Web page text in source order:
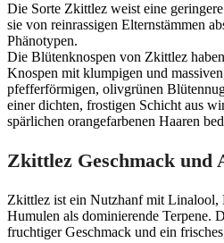
Die Sorte Zkittlez weist eine
sie von reinrassigen Elternstämmen
Phänotypen.
Die Blütenknospen von Zkittlez
Knospen mit klumpigen und
pfefferförmigen, olivgrünen
einer dichten, frostigen Schicht aus
spärlichen orangefarbenen Haaren
Zkittlez Geschmack und
Zkittlez ist ein Nutzhanf mit Linalool,
Humulen als dominierende Terpene.
fruchtiger Geschmack und ein